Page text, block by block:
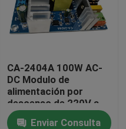
CA-2404A 100W AC-
DC Modulo de
alimentación por
descenso de 220V a
24V
Enviar Consulta